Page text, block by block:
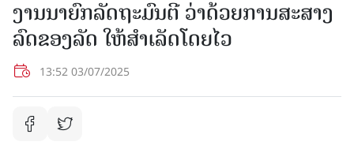
ງານນາຍົກລັດຖະມົນຕີ ວ່າດ້ວຍການສະສາງ
ລົດຂອງລັດ ໃຫ້ສໍາເລັດໂດຍໄວ
13:52 03/07/2025